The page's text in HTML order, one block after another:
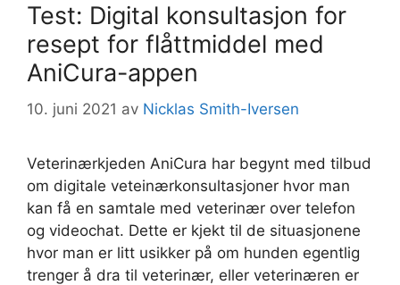
Test: Digital konsultasjon for
resept for flåttmiddel med
AniCura-appen
10. juni 2021 av Nicklas Smith-Iversen
Veterinærkjeden AniCura har begynt med tilbud
om digitale veteinærkonsultasjoner hvor man
kan få en samtale med veterinær over telefon
og videochat. Dette er kjekt til de situasjonene
hvor man er litt usikker på om hunden egentlig
trenger å dra til veterinær, eller veterinæren er